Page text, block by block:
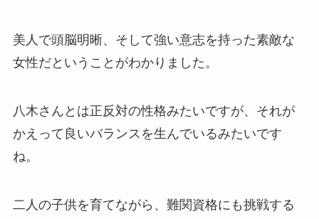
美人で頭脳明晰、そして強い意志を持った素敵な
女性だということがわかりました。
八木さんとは正反対の性格みたいですが、それが
かえって良いバランスを生んでいるみたいです
ね。
二人の子供を育てながら、難関資格にも挑戦する